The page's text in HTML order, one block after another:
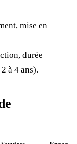
mise en
durée
à 4 ans).